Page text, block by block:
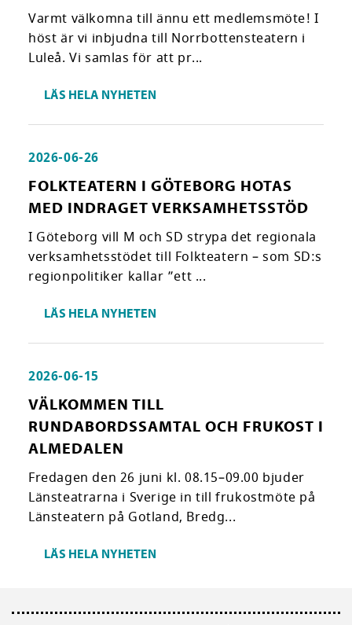
Varmt välkomna till ännu ett medlemsmöte! I
höst är vi inbjudna till Norrbottensteatern i
Luleå. Vi samlas för att pr...
LÄS HELA NYHETEN
2026-06-26
FOLKTEATERN I GÖTEBORG HOTAS
MED INDRAGET VERKSAMHETSSTÖD
I Göteborg vill M och SD strypa det regionala
verksamhetsstödet till Folkteatern – som SD:s
regionpolitiker kallar ”ett ...
LÄS HELA NYHETEN
2026-06-15
VÄLKOMMEN TILL
RUNDABORDSSAMTAL OCH FRUKOST I
ALMEDALEN
Fredagen den 26 juni kl. 08.15–09.00 bjuder
Länsteatrarna i Sverige in till frukostmöte på
Länsteatern på Gotland, Bredg...
LÄS HELA NYHETEN